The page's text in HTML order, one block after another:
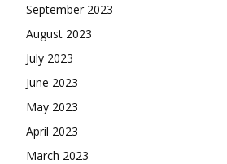
September 2023
August 2023
July 2023
June 2023
May 2023
April 2023
March 2023